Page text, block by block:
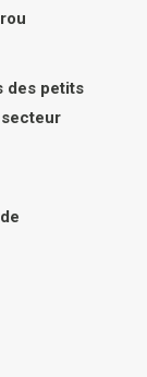
des petits